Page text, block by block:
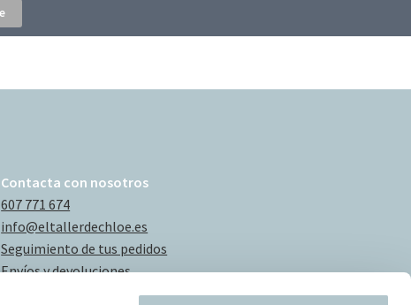
Contacta con nosotros
607 771 674
info@eltallerdechloe.es
Seguimiento de tus pedidos
Envíos y devoluciones